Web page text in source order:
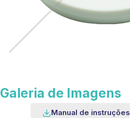
Galeria de Imagens
Manual de instruções